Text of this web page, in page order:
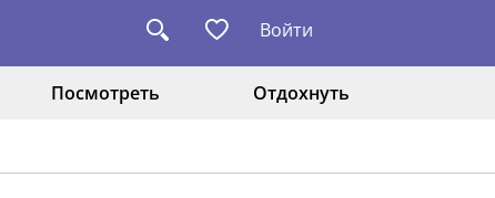
Войти
Посмотреть Отдохнуть